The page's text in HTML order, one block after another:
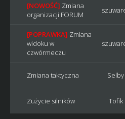
[NOWOŚĆ] Zmiana
organizacji FORUM
[POPRAWKA] Zmiana
widoku w
czwórmeczu
Zmiana taktyczna Selby
Zużycie silników Tofik